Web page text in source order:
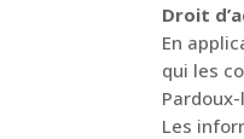
Droit
En
qui les
Les